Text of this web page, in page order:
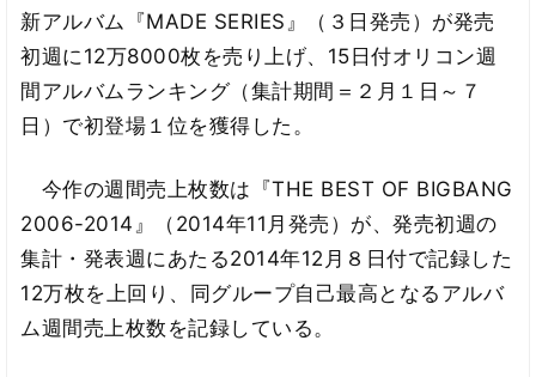
新アルバム『MADE SERIES』（３日発売）が発売
初週に12万8000枚を売り上げ、15日付オリコン週
間アルバムランキング（集計期間＝２月１日～７
日）で初登場１位を獲得した。
今作の週間売上枚数は『THE BEST OF BIGBANG
2006-2014』（2014年11月発売）が、発売初週の
集計・発表週にあたる2014年12月８日付で記録した
12万枚を上回り、同グループ自己最高となるアルバ
ム週間売上枚数を記録している。